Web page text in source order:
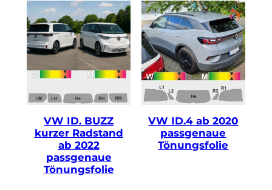
VW ID. BUZZ
kurzer Radstand
ab 2022
passgenaue
Tönungsfolie
VW ID.4 ab 2020
passgenaue
Tönungsfolie